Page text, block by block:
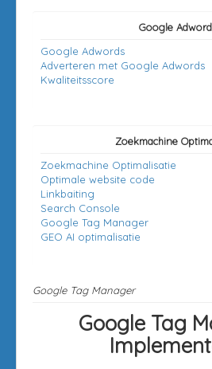
Google
Google Adwords
Adverteren met Google Adwords
Kwaliteitsscore
Zoekmachine
Zoekmachine Optimalisatie
Optimale website code
Linkbaiting
Search Console
Google Tag Manager
GEO AI optimalisatie
Google Tag Manager
Google Tag